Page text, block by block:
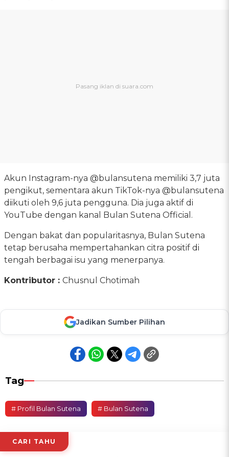
Akun Instagram-nya @bulansutena memiliki 3,7 juta
pengikut, sementara akun TikTok-nya @bulansutena
diikuti oleh 9,6 juta pengguna. Dia juga aktif di
YouTube dengan kanal Bulan Sutena Official.
Dengan bakat dan popularitasnya, Bulan Sutena
tetap berusaha mempertahankan citra positif di
tengah berbagai isu yang menerpanya.
Kontributor : Chusnul Chotimah
Jadikan Sumber Pilihan
Tag
# Profil Bulan Sutena # Bulan Sutena
CARI TAHU